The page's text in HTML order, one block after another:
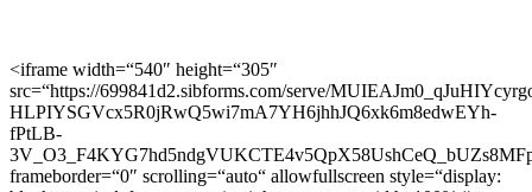
<iframe width=“540″ height=“305″
src=“https://699841d2.sibforms.com/serve/
HLPIYSGVcx5R0jRwQ5wi7mA7YH6jhhJQ6xk6m8edwEYh-
fPtLB-
frameborder=“0″ scrolling=“auto“ allowfullscreen style=“display: